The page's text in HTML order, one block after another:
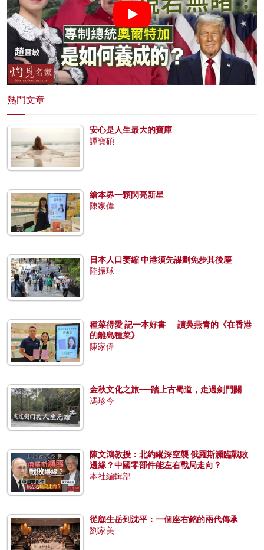
熱門文章
安心是人生最大的寶庫
譚寶碩
繪本界一顆閃亮新星
陳家偉
日本人口萎縮 中港須先謀劃免步其後塵
陸振球
種菜得愛 記一本好書──讀吳燕青的《在香港
的離島種菜》
陳家偉
金秋文化之旅──踏上古蜀道，走過劍門關
馮珍今
陳文鴻教授：北約縱深空襲 俄羅斯瀕臨戰敗
邊緣？中國零部件能左右戰局走向？
本社編輯部
從顧生岳到沈平：一個座右銘的兩代傳承
劉家美